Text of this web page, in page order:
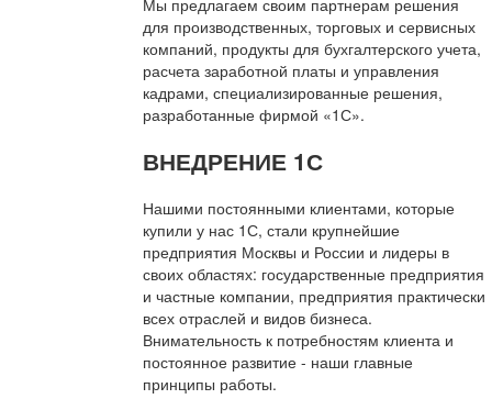
для производственных, торговых и сервисных
компаний, продукты для бухгалтерского учета,
расчета заработной платы и управления
кадрами, специализированные решения,
разработанные фирмой «1С».
ВНЕДРЕНИЕ 1С
Нашими постоянными клиентами, которые
купили у нас 1С, стали крупнейшие
предприятия Москвы и России и лидеры в
своих областях: государственные предприятия
и частные компании, предприятия практически
всех отраслей и видов бизнеса.
Внимательность к потребностям клиента и
постоянное развитие - наши главные
принципы работы.